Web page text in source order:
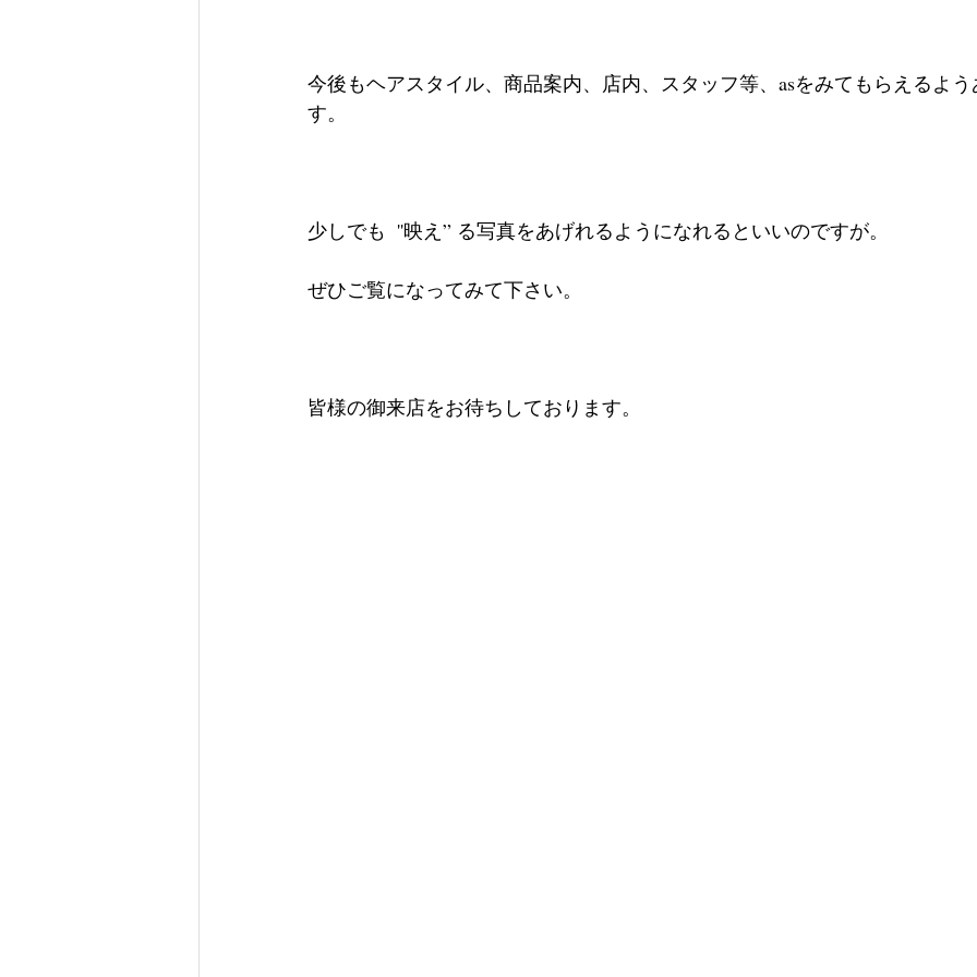
今後もヘアスタイル、商品案内、店内、スタッフ等、asをみてもらえるよう
す。
少しでも  ''映え” る写真をあげれるようになれるといいのですが。
ぜひご覧になってみて下さい。
皆様の御来店をお待ちしております。